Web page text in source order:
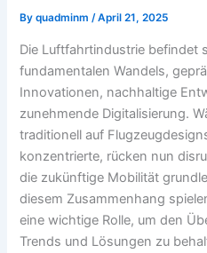
Byquadminm/April 21, 2025
Die Luftfahrtindustrie befindet
fundamentalen Wandels,
Innovationen, nachhaltige
zunehmende Digitalisierung.
traditionell auf
konzentrierte, rücken nun
die zukünftige Mobilität
diesem Zusammenhang
eine wichtige Rolle, um den
Trends und Lösungen zu